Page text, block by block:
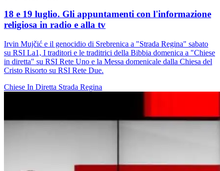
18 e 19 luglio. Gli appuntamenti con l'informazione
religiosa in radio e alla tv
Irvin Mujčić e il genocidio di Srebrenica a "Strada Regina" sabato
su RSI La1, I traditori e le traditrici della Bibbia domenica a "Chiese
in diretta" su RSI Rete Uno e la Messa domenicale dalla Chiesa del
Cristo Risorto su RSI Rete Due.
Chiese In Diretta Strada Regina